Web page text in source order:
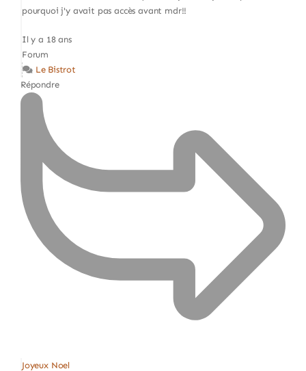
pourquoi j'y avait pas accès avant mdr!!
Il y a 18 ans
Forum
Le Bistrot
Répondre
Joyeux Noel